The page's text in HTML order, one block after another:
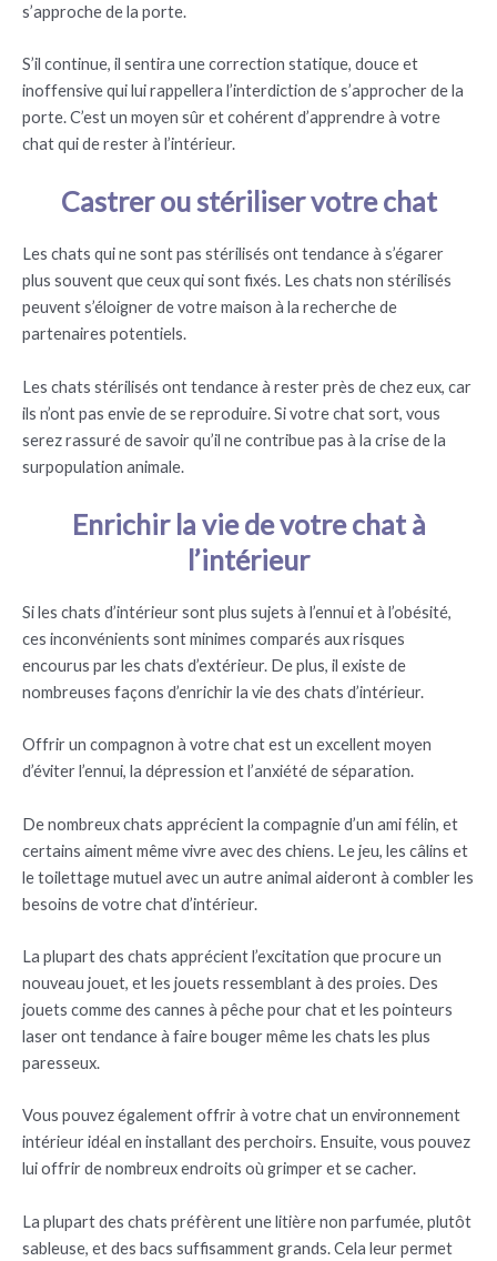
s’approche de la porte.
S’il continue, il sentira une correction statique, douce et
inoffensive qui lui rappellera l’interdiction de s’approcher de la
porte. C’est un moyen sûr et cohérent d’apprendre à votre
chat qui de rester à l’intérieur.
Castrer ou stériliser votre chat
Les chats qui ne sont pas stérilisés ont tendance à s’égarer
plus souvent que ceux qui sont fixés. Les chats non stérilisés
peuvent s’éloigner de votre maison à la recherche de
partenaires potentiels.
Les chats stérilisés ont tendance à rester près de chez eux, car
ils n’ont pas envie de se reproduire. Si votre chat sort, vous
serez rassuré de savoir qu’il ne contribue pas à la crise de la
surpopulation animale.
Enrichir la vie de votre chat à
l’intérieur
Si les chats d’intérieur sont plus sujets à l’ennui et à l’obésité,
ces inconvénients sont minimes comparés aux risques
encourus par les chats d’extérieur. De plus, il existe de
nombreuses façons d’enrichir la vie des chats d’intérieur.
Offrir un compagnon à votre chat est un excellent moyen
d’éviter l’ennui, la dépression et l’anxiété de séparation.
De nombreux chats apprécient la compagnie d’un ami félin, et
certains aiment même vivre avec des chiens. Le jeu, les câlins et
le toilettage mutuel avec un autre animal aideront à combler les
besoins de votre chat d’intérieur.
La plupart des chats apprécient l’excitation que procure un
nouveau jouet, et les jouets ressemblant à des proies. Des
jouets comme des cannes à pêche pour chat et les pointeurs
laser ont tendance à faire bouger même les chats les plus
paresseux.
Vous pouvez également offrir à votre chat un environnement
intérieur idéal en installant des perchoirs. Ensuite, vous pouvez
lui offrir de nombreux endroits où grimper et se cacher.
La plupart des chats préfèrent une litière non parfumée, plutôt
sableuse, et des bacs suffisamment grands. Cela leur permet